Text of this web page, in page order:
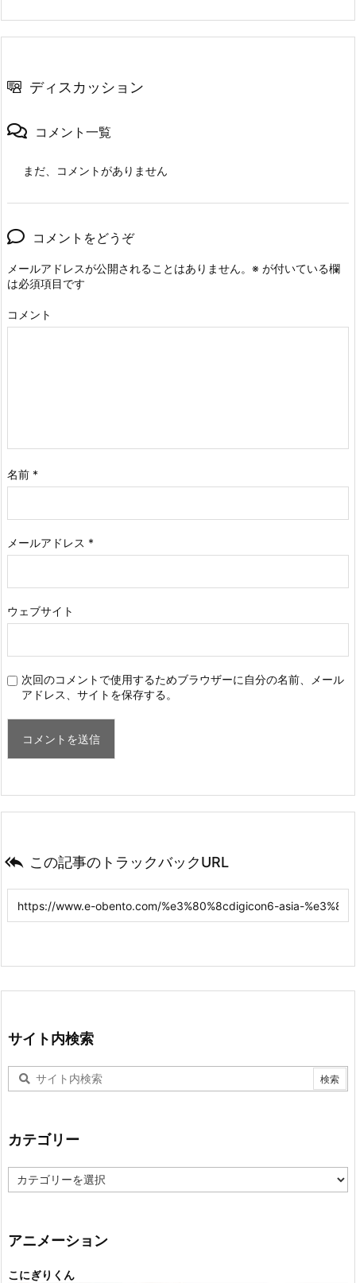
ディスカッション
コメント一覧
まだ、コメントがありません
コメントをどうぞ
メールアドレスが公開されることはありません。 ※ が付いている欄
は必須項目です
コメント
名前 *
メールアドレス *
ウェブサイト
次回のコメントで使用するためブラウザーに自分の名前、メール
アドレス、サイトを保存する。
 この記事のトラックバックURL
サイト内検索
カテゴリー
テ
ー
アニメーション
こにぎりくん